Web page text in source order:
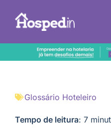
Glossário Hoteleiro
Tempo de leitura: 7